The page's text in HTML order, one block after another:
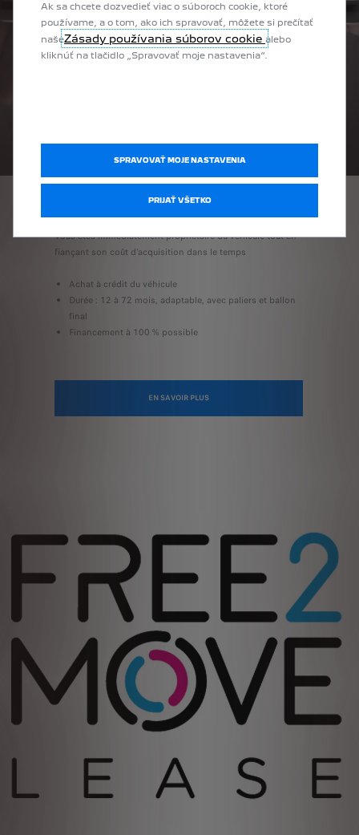
CRÉDIT CLASSIQUE
Vous êtes immédiatement propriétaire du véhicule tout en
fiançant son coût d'acquisition dans le temps
Achat à crédit du véhicule
Durée : 12 à 72 mois, adaptable, avec paliers et ballon
final
Financement à 100 % possible
EN SAVOIR PLUS
Ak sa chcete dozvedieť viac o súboroch cookie, ktoré
používame, a o tom, ako ich spravovať, môžete si prečítať
našeZásady používania súborov cookie alebo
kliknúť na tlačidlo „Spravovať moje nastavenia“.
SPRAVOVAŤ MOJE NASTAVENIA
PRIJAŤ VŠETKO